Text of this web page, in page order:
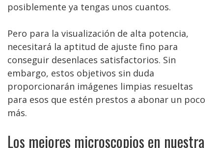
posiblemente ya tengas unos cuantos.
Pero para la visualización de alta potencia,
necesitará la aptitud de ajuste fino para
conseguir desenlaces satisfactorios. Sin
embargo, estos objetivos sin duda
proporcionarán imágenes limpias resueltas
para esos que estén prestos a abonar un poco
más.
Los mejores microscopios en nuestra